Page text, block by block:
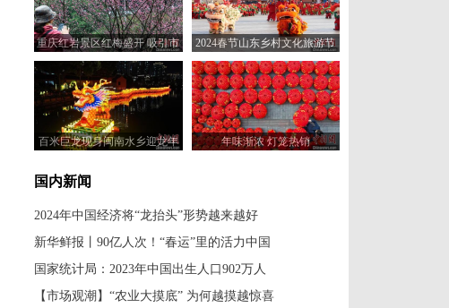
重庆红岩景区红梅盛开 吸引市
民寻香打卡
2024春节山东乡村文化旅游节
启幕
百米巨龙现身闽南水乡迎龙年 年味渐浓 灯笼热销
国内新闻
2024年中国经济将“龙抬头”形势越来越好
新华鲜报丨90亿人次！“春运”里的活力中国
国家统计局：2023年中国出生人口902万人
【市场观潮】“农业大摸底” 为何越摸越惊喜